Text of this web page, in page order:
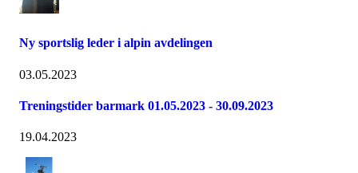
Ny sportslig leder i alpin avdelingen
03.05.2023
Treningstider barmark 01.05.2023 - 30.09.2023
19.04.2023